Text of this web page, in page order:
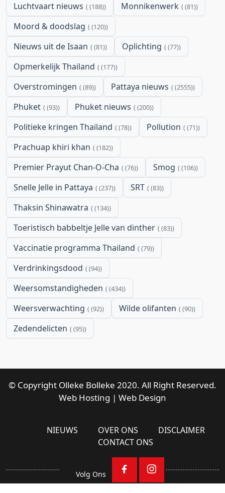
Luchtvaart nieuws (188) Monnikenwerk (81)
Moord & doodslag (120)
Nieuws uit de Isaan (81) Oplichting (77)
Opmerkelijk Thailand (177)
Overstromingen (89) Pattaya nieuws (2555)
Phuket (93) Phuket nieuws (200)
Politieke kringen Thailand (78) Pollution (71)
Prachuap khiri khan (182)
Premier Prayut Chan-O-Cha (76) Smog (106)
Snelle Jelle in Pattaya (237) SRT (83)
Thaksin Shinawatra (134)
Toeristisch babbeltje Jelle van dinther (83)
Vaccinatie programma Thailand (79)
Verdrinkingsdood (94)
Weersomstandigheden (434)
Weersverwachting (92) Wilde olifanten (90)
Zedendelicten (95)
© Copyright Olleke Bolleke 2020. All Right Reserved.
Web Hosting | Web Design
NIEUWS OVER ONS
DISCLAIMER
CONTACT ONS
Volg Ons